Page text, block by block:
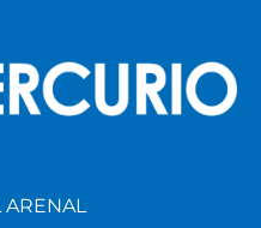
Ascázubi Telf.